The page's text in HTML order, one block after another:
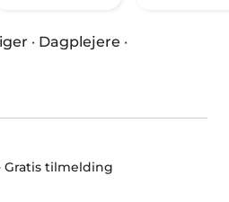
· Dagplejere ·
Gratis tilmelding